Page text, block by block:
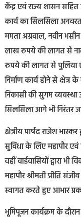
केंद्र एवं राज्य शासन सहित
कार्य का सिलसिला
ममता अग्रवाल, नवीन
लाख रुपये की लागत से
रुपये की लागत से पुलिया
निर्माण कार्य होने से
निकासी की सुगम
सिलसिला आगे भी निरंतर
क्षेत्रीय पार्षद राजेश
सुविधा के लिए महापौर एवं
वहीं वार्डवासियों द्वारा
महापौर श्रीमती प्रीति
स्वागत करते हुए आभार
भूमिपूजन कार्यक्रम के